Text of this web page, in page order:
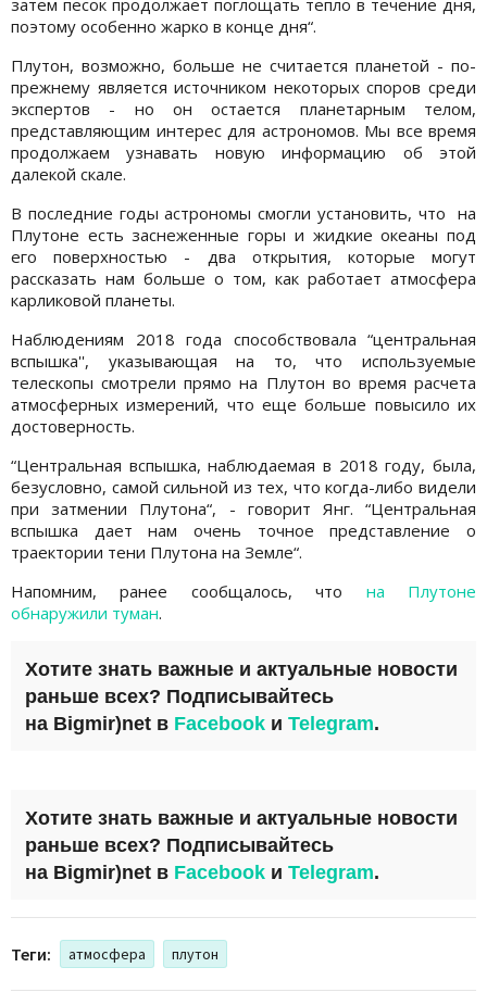
поэтому особенно жарко в конце дня“.
Плутон, возможно, больше не считается планетой - по-
прежнему является источником некоторых споров среди
экспертов - но он остается планетарным телом,
представляющим интерес для астрономов. Мы все время
продолжаем узнавать новую информацию об этой
далекой скале.
В последние годы астрономы смогли установить, что на
Плутоне есть заснеженные горы и жидкие океаны под
его поверхностью - два открытия, которые могут
рассказать нам больше о том, как работает атмосфера
карликовой планеты.
Наблюдениям 2018 года способствовала “центральная
вспышка'', указывающая на то, что используемые
телескопы смотрели прямо на Плутон во время расчета
атмосферных измерений, что еще больше повысило их
достоверность.
“Центральная вспышка, наблюдаемая в 2018 году, была,
безусловно, самой сильной из тех, что когда-либо видели
при затмении Плутона“, - говорит Янг. “Центральная
вспышка дает нам очень точное представление о
траектории тени Плутона на Земле“.
Напомним, ранее сообщалось, что на Плутоне
обнаружили туман.
Хотите знать важные и актуальные новости
раньше всех? Подписывайтесь
на Bigmir)net в Facebook и Telegram.
Хотите знать важные и актуальные новости
раньше всех? Подписывайтесь
на Bigmir)net в Facebook и Telegram.
Теги: атмосфера плутон